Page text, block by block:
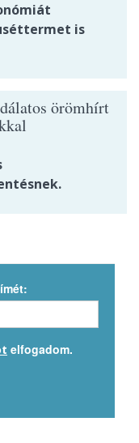
is
örömhírt
elfogadom.